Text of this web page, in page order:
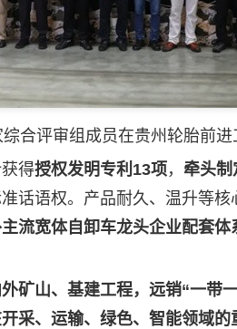
评审组成员在贵州轮胎前进
得授权发明专利13项， 牵头
话语权。产品耐久、温升等核
流宽体自卸车龙头企业配套体
矿山、基建工程，远销“一带
采、运输、绿色、智能领域